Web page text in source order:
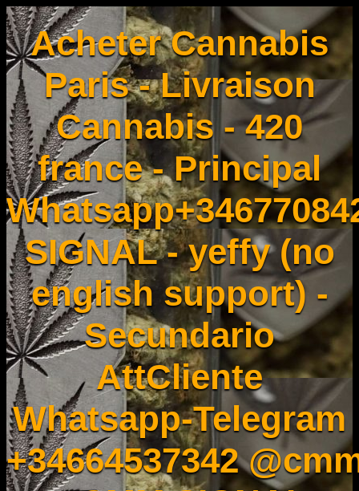
Acheter Cannabis
Paris - Livraison
Cannabis - 420
france - Principal
SIGNAL - yeffy (no
english support) -
Secundario
AttCliente
Whatsapp-Telegram
+34664537342